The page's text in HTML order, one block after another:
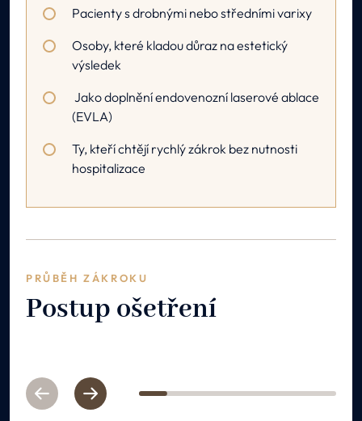
Pacienty s drobnými nebo středními varixy
Osoby, které kladou důraz na estetický
výsledek
Jako doplnění endovenozní laserové ablace
(EVLA)
Ty, kteří chtějí rychlý zákrok bez nutnosti
hospitalizace
PRŮBĚH ZÁKROKU
Postup ošetření
PreviousNext 1 2 3 4 5 6 7